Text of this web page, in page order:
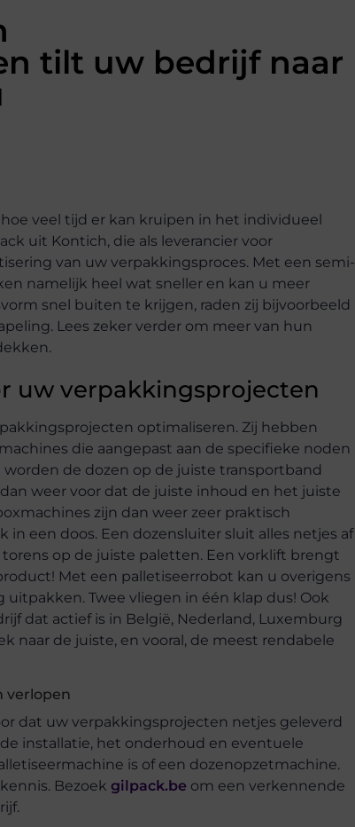
tilt uw bedrijf naar
veel tijd er kan kruipen in het individueel
uit Kontich, die als leverancier voor
van uw verpakkingsproces. Met een semi-
namelijk heel wat sneller en kan u meer
snel buiten te krijgen, raden zij bijvoorbeeld
Lees zeker verder om meer van hun
uw verpakkingsprojecten
optimaliseren. Zij hebben
die aangepast aan de specifieke noden
de dozen op de juiste transportband
weer voor dat de juiste inhoud en het juiste
zijn dan weer zeer praktisch
een doos. Een dozensluiter sluit alles netjes af
op de juiste paletten. Een vorklift brengt
Met een palletiseerrobot kan u overigens
Twee vliegen in één klap dus! Ook
dat actief is in België, Nederland, Luxemburg
naar de juiste, en vooral, de meest rendabele
verlopen
dat uw verpakkingsprojecten netjes geleverd
installatie, het onderhoud en eventuele
is of een dozenopzetmachine.
Bezoek gilpack.be om een verkennende